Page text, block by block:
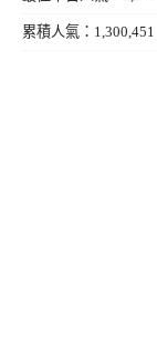
累積人氣：1,300,451